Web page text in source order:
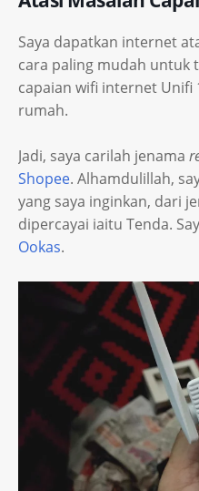
Saya dapatkan internet
cara paling mudah untuk
capaian wifi internet Unifi
rumah.
Jadi, saya carilah jenama
Shopee. Alhamdulillah,
yang saya inginkan, dari
dipercayai iaitu Tenda.
Ookas.